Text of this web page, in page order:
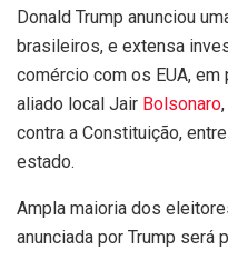
Donald Trump anunciou
brasileiros, e extensa
comércio com os EUA,
aliado local Jair Bolsonaro
contra a Constituição,
estado.
Ampla maioria dos
anunciada por Trump será